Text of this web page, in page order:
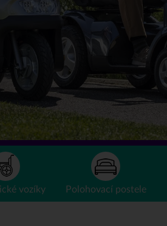
vozíky Polohovací postele